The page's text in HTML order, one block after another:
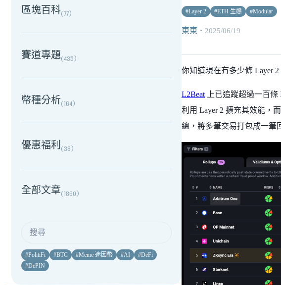
區塊百科(77)
賽道專題(435)
幣種分析(164)
優惠福利(38)
全部文章(1860)
#PolitiFi #BTC #Meme 迷因幣 #AI #DeFi
#DePIN
#Layer 2 #ETH 生態 #Modular
東東 ・ 2025/06/19
你知道現在有多少條 Layer 2
L2Beat 上已追蹤超過一百
利用 Layer 2 擴充其效能，
總，將多筆交易打包成一筆